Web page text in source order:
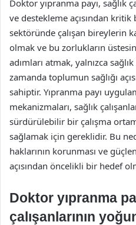
Doktor yıpranma payı, sağlık
ve destekleme açısından kritik
sektöründe çalışan bireylerin
olmak ve bu zorlukların
adımları atmak, yalnızca
zamanda toplumun sağlığı
sahiptir. Yıpranma payı
mekanizmaları, sağlık
sürdürülebilir bir çalışma
sağlamak için gereklidir. Bu
haklarının korunması ve
açısından öncelikli bir hedef
Doktor yıpranma
çalışanlarının